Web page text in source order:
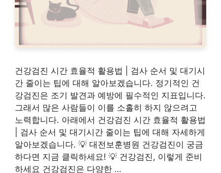
건강검진 시간 효율적 활용법 | 검사 순서 및 대기시
간 줄이는 팁에 대해 알아보겠습니다. 정기적인 건
강검진은 조기 발견과 예방에 필수적인 지표입니다.
그래서 많은 사람들이 이를 소홀히 하지 않으려고
노력합니다. 아래에서 건강검진 시간 효율적 활용법
| 검사 순서 및 대기시간 줄이는 팁에 대해 자세하게
알아보겠습니다. 💡 대전보훈병원 건강검진이 궁금
하다면 지금 클릭하세요! 💡 건강검진, 이렇게 준비
하세요 건강검진은 다양한 …